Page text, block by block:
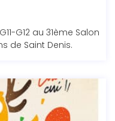
G12 au 31ème Salon
de Saint Denis.